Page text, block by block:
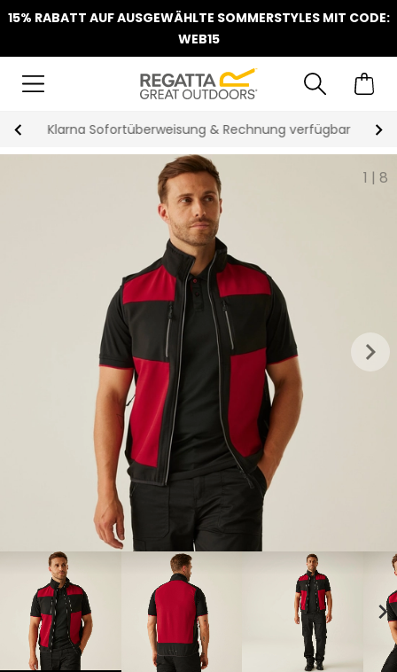
15% RABATT AUF AUSGEWÄHLTE SOMMERSTYLES MIT CODE:
WEB15
Klarna Sofortüberweisung & Rechnung verfügbar
1 | 8
keyboard_arrow_right
chevron_right